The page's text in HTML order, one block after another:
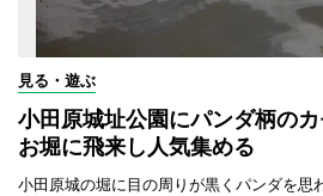
見る・遊ぶ
小田原城址公園にパンダ柄の
お堀に飛来し人気集める
小田原城の堀に目の周りが黒くパンダを思